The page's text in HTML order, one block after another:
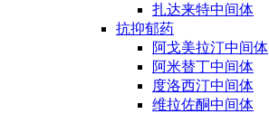
扎达来特中间体
抗抑郁药
阿戈美拉汀中间体
阿米替丁中间体
度洛西汀中间体
维拉佐酮中间体